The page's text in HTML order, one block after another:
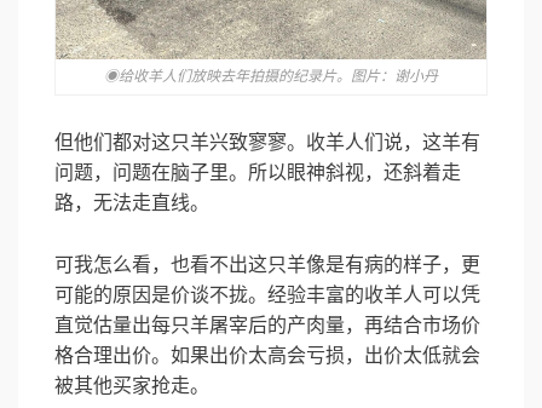
◉给收羊人们放映去年拍摄的纪录片。图片：谢小丹
但他们都对这只羊兴致寥寥。收羊人们说，这羊有
问题，问题在脑子里。所以眼神斜视，还斜着走
路，无法走直线。
可我怎么看，也看不出这只羊像是有病的样子，更
可能的原因是价谈不拢。经验丰富的收羊人可以凭
直觉估量出每只羊屠宰后的产肉量，再结合市场价
格合理出价。如果出价太高会亏损，出价太低就会
被其他买家抢走。